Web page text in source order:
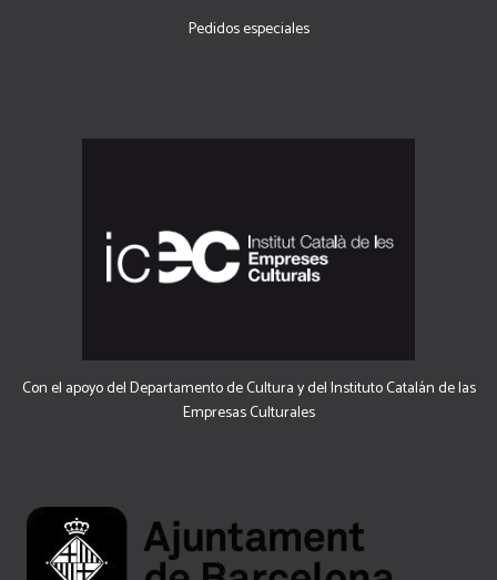
Pedidos especiales
Con el apoyo del Departamento de Cultura y del Instituto Catalán de las
Empresas Culturales